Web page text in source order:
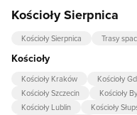
Kościoły Sierpnica
Kościoły Sierpnica Trasy
Kościoły
Kościoły Kraków Kościoły
Kościoły Szczecin
Kościoły
Kościoły Lublin
Kościoły